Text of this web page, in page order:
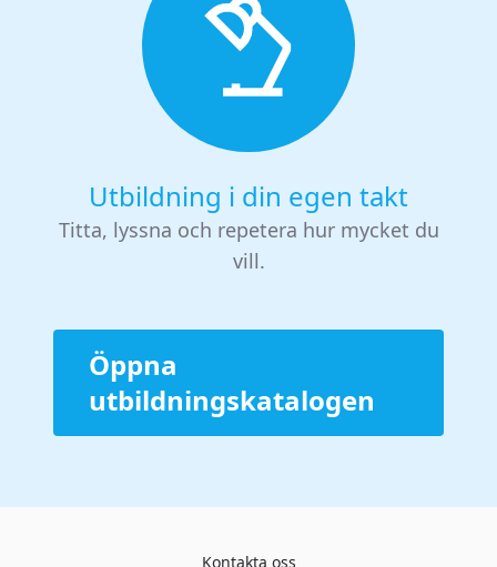
Utbildning i din egen takt
Titta, lyssna och repetera hur mycket du
vill.
Öppna
utbildningskatalogen
Kontakta oss